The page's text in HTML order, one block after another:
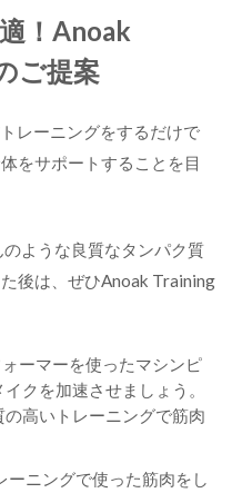
！Anoak
ご提案
レーニングをするだけで
をサポートすることを目
のような良質なタンパク質
後は、ぜひAnoak Training
ーマーを使ったマシンピ
クを加速させましょう。
高いトレーニングで筋肉
ニングで使った筋肉をし